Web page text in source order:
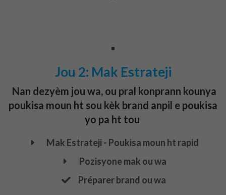
Jou 2: Mak Estrateji
Nan dezyèm jou wa, ou pral konprann kounya
poukisa moun ht sou kèk brand anpil e poukisa
yo pa ht tou
Mak Estrateji - Poukisa moun ht rapid
Pozisyone mak ou wa
​Préparer brand ou wa